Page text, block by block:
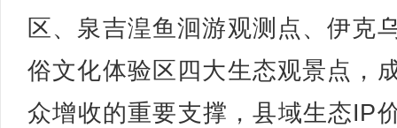
区、泉吉湟鱼洄游观测点、伊克
俗文化体验区四大生态观景点，
众增收的重要支撑，县域生态IP